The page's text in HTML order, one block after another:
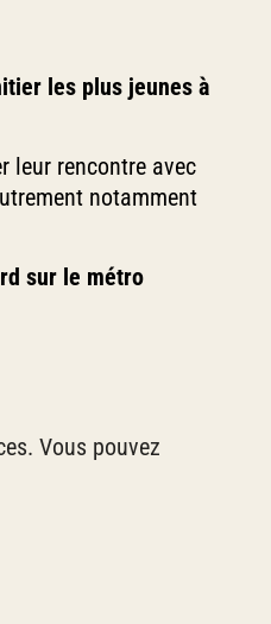
les plus jeunes à
leur rencontre avec
notamment
sur le métro
Vous pouvez